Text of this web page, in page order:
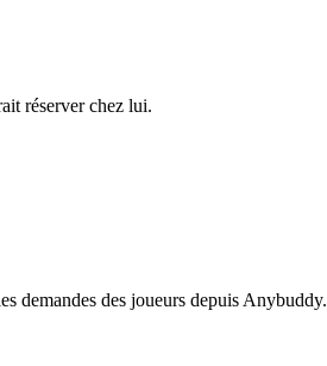
réserver chez lui.
demandes des joueurs depuis Anybuddy.